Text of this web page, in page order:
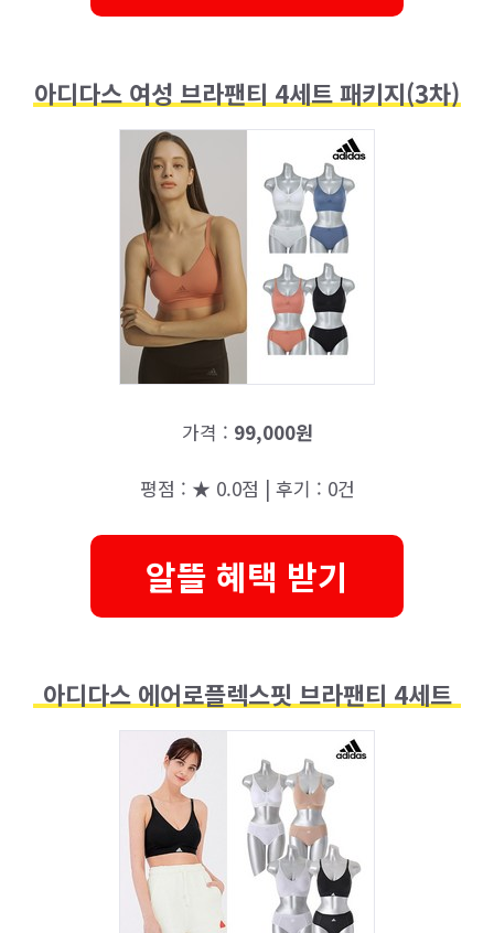
아디다스 여성 브라팬티 4세트 패키지(3차)
가격 : 99,000원
평점 : ★ 0.0점 | 후기 : 0건
알뜰 혜택 받기
아디다스 에어로플렉스핏 브라팬티 4세트